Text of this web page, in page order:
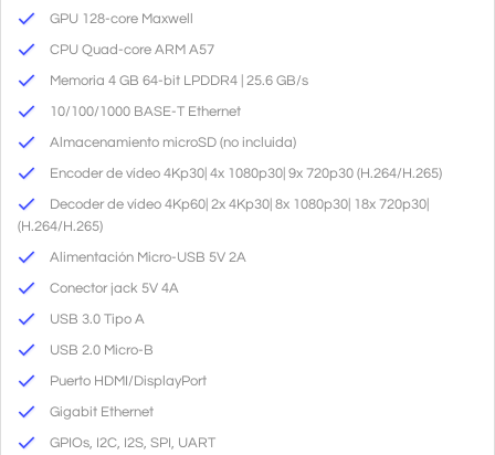
GPU 128-core Maxwell
CPU Quad-core ARM A57
Memoria 4 GB 64-bit LPDDR4 | 25.6 GB/s
10/100/1000 BASE-T Ethernet
Almacenamiento microSD (no incluida)
Encoder de vídeo 4Kp30| 4x 1080p30| 9x 720p30 (H.264/H.265)
Decoder de vídeo 4Kp60| 2x 4Kp30| 8x 1080p30| 18x 720p30|
(H.264/H.265)
Alimentación Micro-USB 5V 2A
Conector jack 5V 4A
USB 3.0 Tipo A
USB 2.0 Micro-B
Puerto HDMI/DisplayPort
Gigabit Ethernet
GPIOs, I2C, I2S, SPI, UART